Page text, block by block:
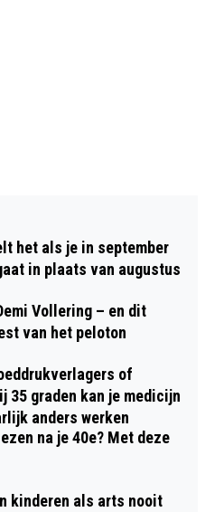
het als je in september
in plaats van augustus
Vollering – en dit
van het peloton
of
35 graden kan je medicijn
anders werken
na je 40e? Met deze
kinderen als arts nooit